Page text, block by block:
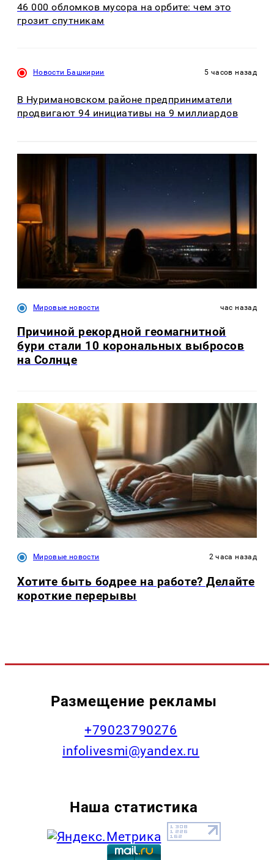
46 000 обломков мусора на орбите: чем это
грозит спутникам
Новости Башкирии 5 часов назад
В Нуримановском районе предприниматели
продвигают 94 инициативы на 9 миллиардов
Мировые новости час назад
Причиной рекордной геомагнитной
бури стали 10 корональных выбросов
на Солнце
Мировые новости 2 часа назад
Хотите быть бодрее на работе? Делайте
короткие перерывы
Размещение рекламы
+79023790276
infolivesmi@yandex.ru
Наша статистика